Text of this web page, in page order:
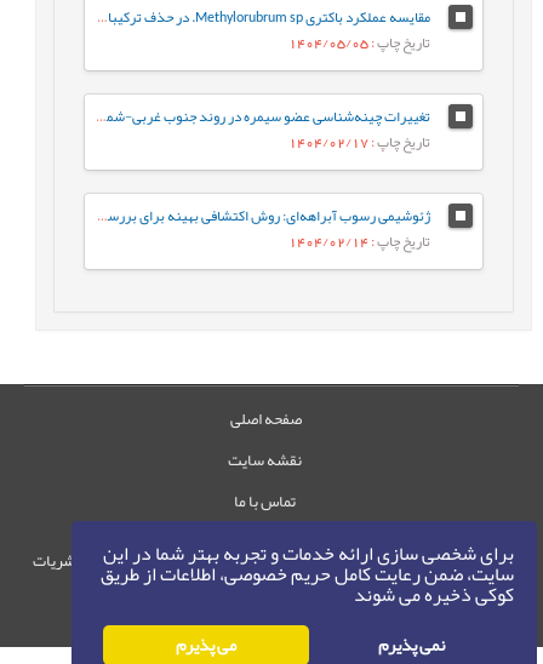
برای شخصی سازی ارائه خدمات و تجربه بهتر شما در این
سایت، ضمن رعایت کامل حریم خصوصی، اطلاعات از طریق
کوکی ذخیره می شوند
نمی پذیرم می پذیرم
مقایسه عملکرد باکتری Methylorubrum sp. در حذف ترکیبات نفت خام به‌صورت آزاد و تثبیت‌شده: رویکردی بر پایه فعالیت آنزیم‌های کلیدی
تاریخ چاپ: 1404/05/05
تغییرات چینه‌شناسی عضو سیمره در روند جنوب غربی-شمال شرقی زیرزون ساختاری لرستان، حوضه زاگرس
تاریخ چاپ: 1404/02/17
ژئوشیمی رسوب آبراهه‌ای: روش اکتشافی بهینه برای بررسی کانه‌زایی مس در گستره چاه رستم، جنوب بیرجند
تاریخ چاپ: 1404/02/14
صفحه اصلی
نقشه سایت
تماس با ما
حقوق این وب‌سایت متعلق به سامانه مدیریت نشریات
رایمگ است.
حق نشر 1405-1396